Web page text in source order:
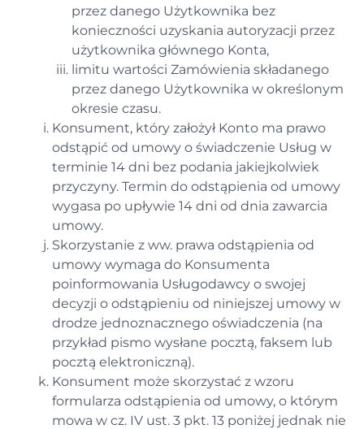
przez danego Użytkownika bez
konieczności uzyskania autoryzacji przez
użytkownika głównego Konta,
limitu wartości Zamówienia składanego
przez danego Użytkownika w określonym
okresie czasu.
Konsument, który założył Konto ma prawo
odstąpić od umowy o świadczenie Usług w
terminie 14 dni bez podania jakiejkolwiek
przyczyny. Termin do odstąpienia od umowy
wygasa po upływie 14 dni od dnia zawarcia
umowy.
Skorzystanie z ww. prawa odstąpienia od
umowy wymaga do Konsumenta
poinformowania Usługodawcy o swojej
decyzji o odstąpieniu od niniejszej umowy w
drodze jednoznacznego oświadczenia (na
przykład pismo wysłane pocztą, faksem lub
pocztą elektroniczną).
Konsument może skorzystać z wzoru
formularza odstąpienia od umowy, o którym
mowa w cz. IV ust. 3 pkt. 13 poniżej jednak nie